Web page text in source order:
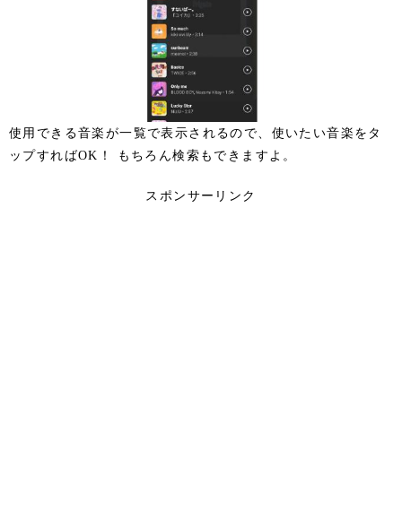
使用できる音楽が一覧で表示されるので、使いたい音楽をタ
ップすればOK！ もちろん検索もできますよ。
スポンサーリンク